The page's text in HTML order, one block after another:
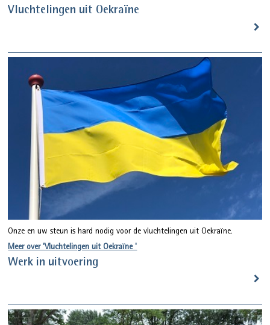
Vluchtelingen uit Oekraïne
Onze en uw steun is hard nodig voor de vluchtelingen uit Oekraïne.
Meer over 'Vluchtelingen uit Oekraïne '
Werk in uitvoering